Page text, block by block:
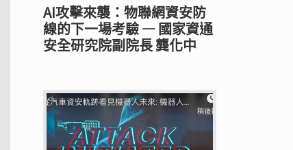
AI攻擊來襲：物聯網資安防
線的下一場考驗 — 國家資通
安全研究院副院長 龔化中